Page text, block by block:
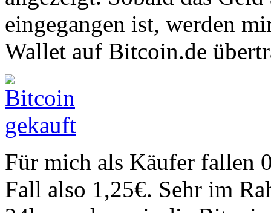
eingegangen ist, werden
Wallet auf Bitcoin.de
Für mich als Käufer fallen
Fall also 1,25€. Sehr im